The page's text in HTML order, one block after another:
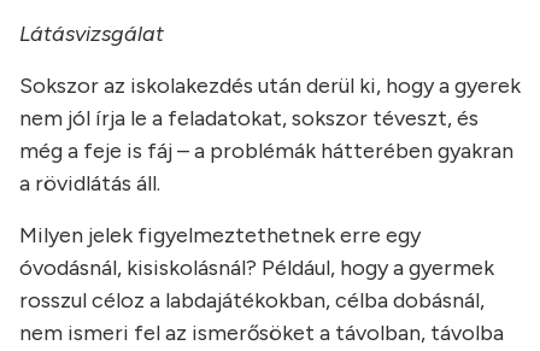
Látásvizsgálat
Sokszor az iskolakezdés után derül ki, hogy a gyerek
nem jól írja le a feladatokat, sokszor téveszt, és
még a feje is fáj – a problémák hátterében gyakran
a rövidlátás áll.
Milyen jelek figyelmeztethetnek erre egy
óvodásnál, kisiskolásnál? Például, hogy a gyermek
rosszul céloz a labdajátékokban, célba dobásnál,
nem ismeri fel az ismerősöket a távolban, távolba